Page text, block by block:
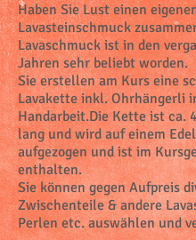
Haben Sie Lust einen
Lavasteinschmuck
Lavaschmuck ist in den
Jahren sehr beliebt worden.
Sie erstellen am Kurs eine
Lavakette inkl. Ohrhängerli
Handarbeit.Die Kette ist ca.
lang und wird auf einem
aufgezogen und ist im
enthalten.
Sie können gegen Aufpreis
Zwischenteile & andere
Perlen etc. auswählen und